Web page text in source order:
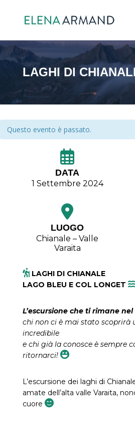
LAGHI DI
Questo evento è passato.
DATA
1 Settembre 2024
LUOGO
Chianale – Valle
Varaita
LAGHI DI CHIANALE
LAGO BLEU E COL LONGET
L’escursione che ti rimane
chi non ci è mai stato scoprirà
incredibile
e chi già la conosce è sempre
ritornarci!
L’escursione dei laghi di
amate dell’alta valle Varaita,
cuore